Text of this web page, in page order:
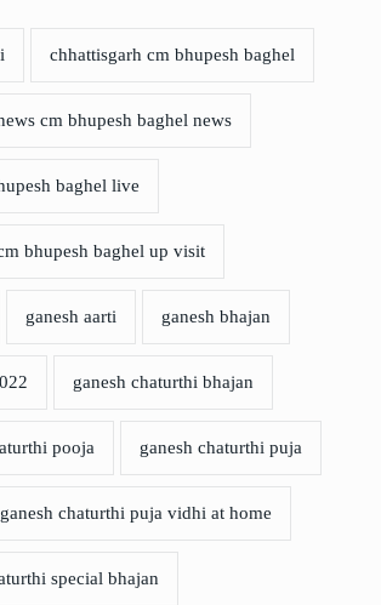
chhattisgarh cm bhupesh baghel
cm bhupesh baghel news
baghel live
bhupesh baghel up visit
ganesh aarti ganesh bhajan
ganesh chaturthi bhajan
pooja ganesh chaturthi puja
ganesh chaturthi puja vidhi at home
special bhajan